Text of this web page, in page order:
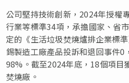
公司堅持技術創新，2024年授權
行業等標準34項 ，承擔國家、省
定的《生活垃圾焚燒爐排企業標
錫製造工廠產品投訴和退回事件0
98%。截至2024年底，18個項目
焚燒廠。